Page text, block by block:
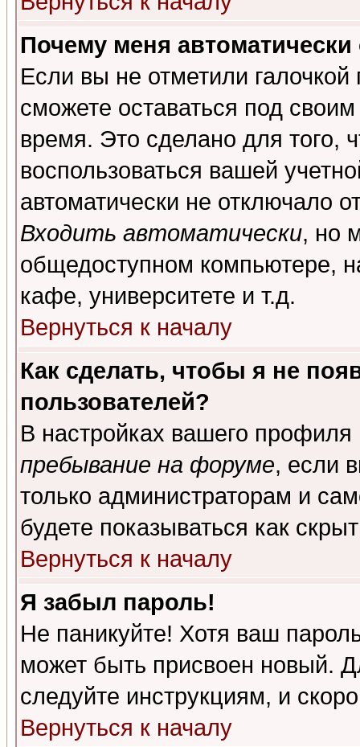
Почему меня автоматически
Если вы не отметили галочкой
сможете оставаться под
время. Это сделано для того,
воспользоваться вашей
автоматически не отключало
Входить автоматически, но
общедоступном компьютере,
кафе, университете и т.д.
Вернуться к началу
Как сделать, чтобы я не
пользователей?
В настройках вашего
пребывание на форуме, если
только администраторам и
будете показываться как
Вернуться к началу
Я забыл пароль!
Не паникуйте! Хотя ваш
может быть присвоен новый.
следуйте инструкциям, и
Вернуться к началу